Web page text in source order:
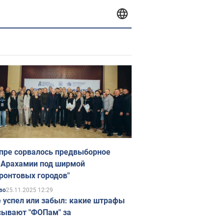
сорвалось предвыборное
Арахамии под ширмой
городов"
25.11.2025 12:29
успел или забыл: какие штрафы
"ФОПам" за